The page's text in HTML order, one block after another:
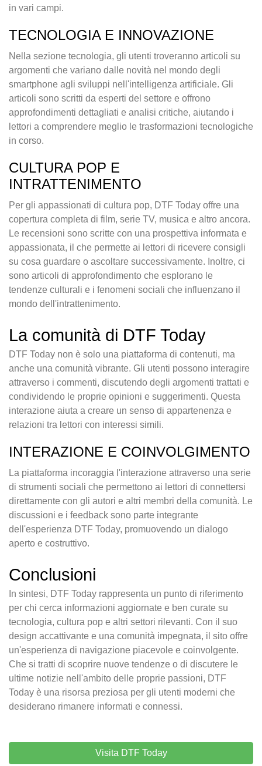
in vari campi.
TECNOLOGIA E INNOVAZIONE
Nella sezione tecnologia, gli utenti troveranno articoli su
argomenti che variano dalle novità nel mondo degli
smartphone agli sviluppi nell'intelligenza artificiale. Gli
articoli sono scritti da esperti del settore e offrono
approfondimenti dettagliati e analisi critiche, aiutando i
lettori a comprendere meglio le trasformazioni tecnologiche
in corso.
CULTURA POP E
INTRATTENIMENTO
Per gli appassionati di cultura pop, DTF Today offre una
copertura completa di film, serie TV, musica e altro ancora.
Le recensioni sono scritte con una prospettiva informata e
appassionata, il che permette ai lettori di ricevere consigli
su cosa guardare o ascoltare successivamente. Inoltre, ci
sono articoli di approfondimento che esplorano le
tendenze culturali e i fenomeni sociali che influenzano il
mondo dell'intrattenimento.
La comunità di DTF Today
DTF Today non è solo una piattaforma di contenuti, ma
anche una comunità vibrante. Gli utenti possono interagire
attraverso i commenti, discutendo degli argomenti trattati e
condividendo le proprie opinioni e suggerimenti. Questa
interazione aiuta a creare un senso di appartenenza e
relazioni tra lettori con interessi simili.
INTERAZIONE E COINVOLGIMENTO
La piattaforma incoraggia l'interazione attraverso una serie
di strumenti sociali che permettono ai lettori di connettersi
direttamente con gli autori e altri membri della comunità. Le
discussioni e i feedback sono parte integrante
dell'esperienza DTF Today, promuovendo un dialogo
aperto e costruttivo.
Conclusioni
In sintesi, DTF Today rappresenta un punto di riferimento
per chi cerca informazioni aggiornate e ben curate su
tecnologia, cultura pop e altri settori rilevanti. Con il suo
design accattivante e una comunità impegnata, il sito offre
un'esperienza di navigazione piacevole e coinvolgente.
Che si tratti di scoprire nuove tendenze o di discutere le
ultime notizie nell'ambito delle proprie passioni, DTF
Today è una risorsa preziosa per gli utenti moderni che
desiderano rimanere informati e connessi.
Visita DTF Today